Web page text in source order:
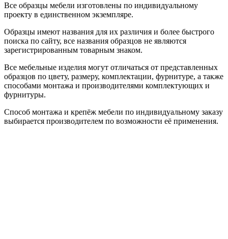
Все образцы мебели изготовлены по индивидуальному
проекту в единственном экземпляре.
Образцы имеют названия для их различия и более быстрого
поиска по сайту, все названия образцов не являются
зарегистрированным товарным знаком.
Все мебельные изделия могут отличаться от представленных
образцов по цвету, размеру, комплектации, фурнитуре, а также
способами монтажа и производителями комплектующих и
фурнитуры.
Способ монтажа и крепёж мебели по индивидуальному заказу
выбирается производителем по возможности её применения.